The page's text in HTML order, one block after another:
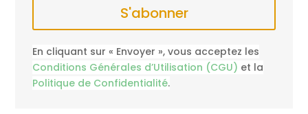
S'abonner
En cliquant sur « Envoyer », vous acceptez les
Conditions Générales d’Utilisation (CGU) et la
Politique de Confidentialité.